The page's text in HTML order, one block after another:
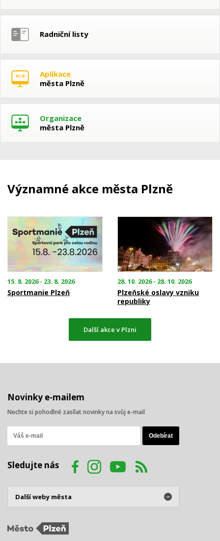
Radniční listy
Aplikace
města Plzně
Organizace
města Plzně
Významné akce města Plzně
15. 8. 2026 - 23. 8. 2026
Sportmanie Plzeň
28. 10. 2026 - 28. 10. 2026
Plzeňské oslavy vzniku
republiky
Další akce v Plzni
Novinky e-mailem
Nechte si pohodlně zasílat novinky na svůj e-mail
Sledujte nás